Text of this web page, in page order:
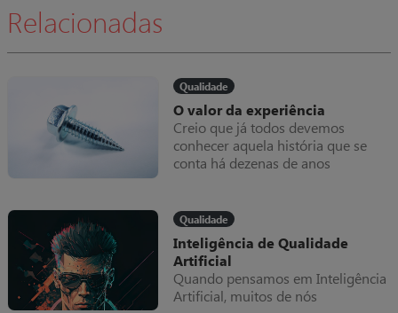
Relacionadas
Qualidade
O valor da experiência
Creio que já todos devemos
conhecer aquela história que se
conta há dezenas de anos
que vê as máquinas paradas,
chama um técnico que ao aparecer
e analisar o equipamento parado,
se limita a dar meia volta num
parafuso e tudo volta a trabalhar
normalmente, apresentando como
Qualidade
Inteligência de Qualidade
Artificial
Quando pensamos em Inteligência
Artificial, muitos de nós